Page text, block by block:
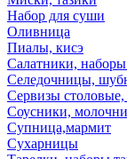
Набор для суши
Оливница
Пиалы, кисэ
Салатники, наборы
Селедочницы,
Сервизы
Соусники,
Супница,мармит
Сухарницы